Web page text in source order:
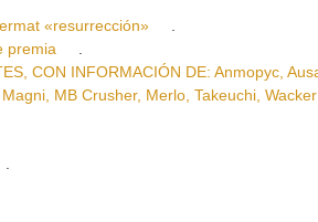
«resurrección»
.
premia
.
CON INFORMACIÓN DE: Anmopyc,
MB Crusher, Merlo, Takeuchi,
.